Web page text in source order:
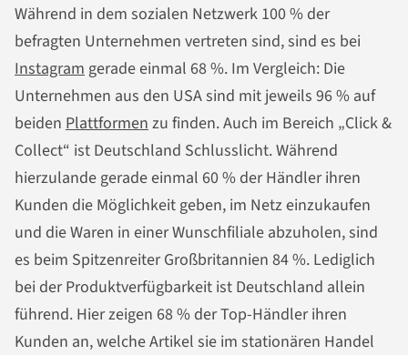
Während in dem sozialen Netzwerk 100 % der
befragten Unternehmen vertreten sind, sind es bei
Instagramgerade einmal 68 %. Im Vergleich: Die
Unternehmen aus den USA sind mit jeweils 96 % auf
beiden Plattformenzu finden. Auch im Bereich „Click &
Collect“ ist Deutschland Schlusslicht. Während
hierzulande gerade einmal 60 % der Händler ihren
Kunden die Möglichkeit geben, im Netz einzukaufen
und die Waren in einer Wunschfiliale abzuholen, sind
es beim Spitzenreiter Großbritannien 84 %. Lediglich
bei der Produktverfügbarkeit ist Deutschland allein
führend. Hier zeigen 68 % der Top-Händler ihren
Kunden an, welche Artikel sie im stationären Handel